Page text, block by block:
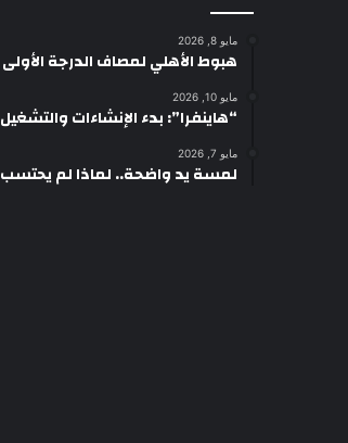
مايو 8, 2026
هبوط الأهلي لمصاف الدرجة
مايو 10, 2026
“هاينفرا”: بدء الإنشاءات
مايو 7, 2026
لمسة يد واضحة.. لماذا لم